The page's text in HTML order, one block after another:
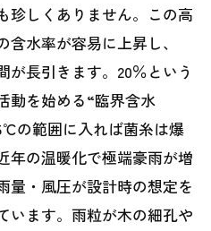
珍しくありません。この高
水率が容易に上昇し、
が長引きます。20％という
動を始める“臨界含水
の範囲に入れば菌糸は爆
年の温暖化で極端豪雨が増
量・風圧が設計時の想定を
います。雨粒が木の細孔や